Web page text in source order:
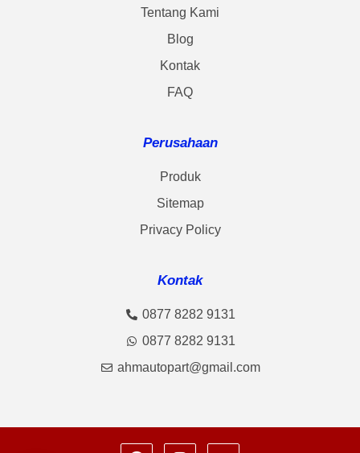
Tentang Kami
Blog
Kontak
FAQ
Perusahaan
Produk
Sitemap
Privacy Policy
Kontak
0877 8282 9131
0877 8282 9131
ahmautopart@gmail.com